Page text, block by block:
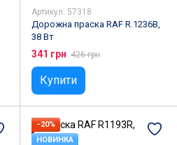
Артикул: 57318
Дорожна праска RAF R.1236B,
38 Вт
341 грн 426 грн
Купити
−20%
НОВИНКА